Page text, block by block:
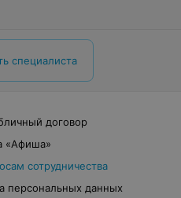
специалиста
договор
«Афиша»
сотрудничества
персональных данных